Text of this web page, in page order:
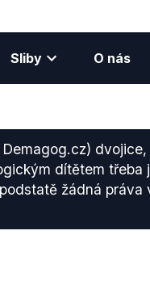
Sliby O nás
dítětem třeba
žádná práva